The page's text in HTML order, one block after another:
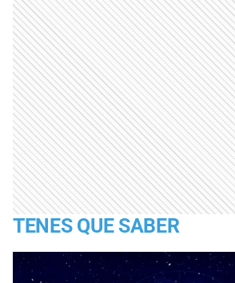
TENES QUE SABER